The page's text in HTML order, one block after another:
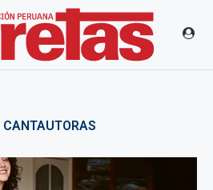
CANTAUTORAS